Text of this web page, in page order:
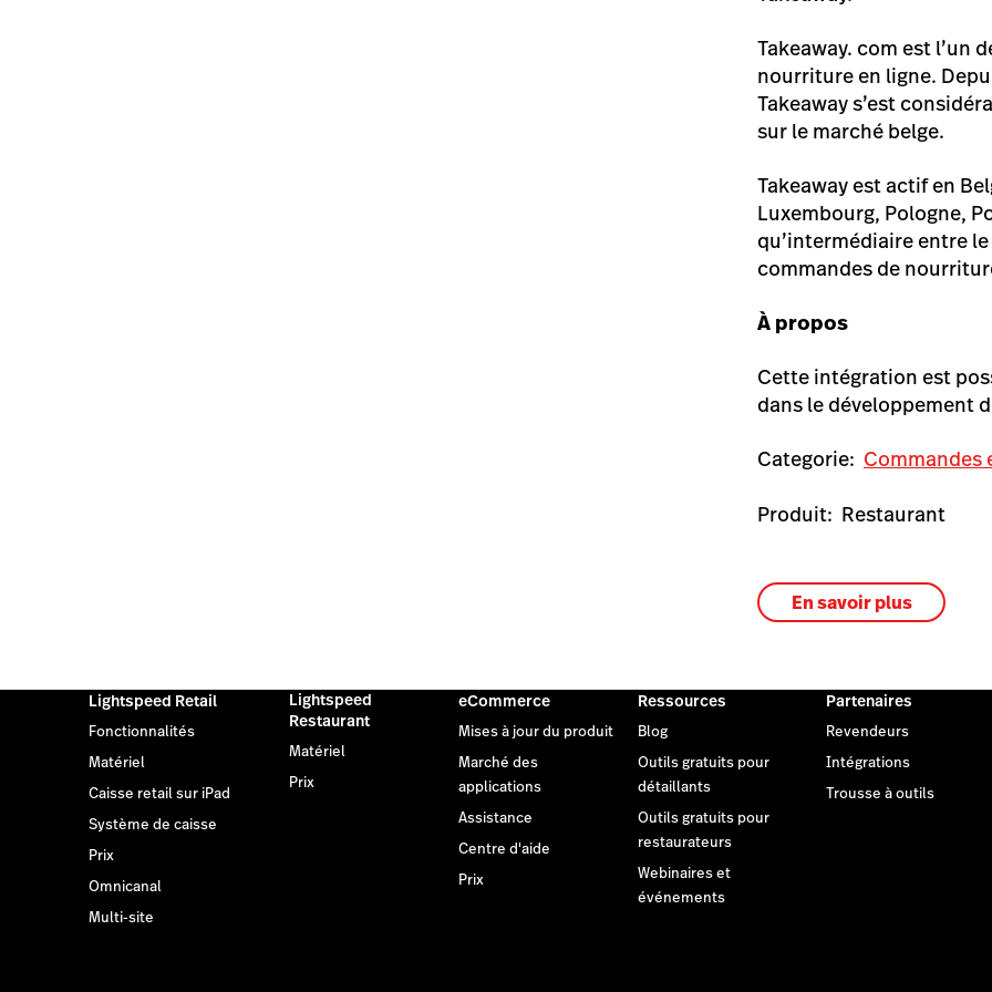
Takeaway. com est l’un
nourriture en ligne.
Takeaway s’est
sur le marché belge.
Takeaway est actif en
Luxembourg, Pologne,
qu’intermédiaire entre
commandes de
À propos
Cette intégration est
dans le développement
Categorie: Commandes
Produit: Restaurant
En savoir plus
Lightspeed Retail
Fonctionnalités
Matériel
Caisse retail sur iPad
Système de caisse
Prix
Omnicanal
Multi-site
Lightspeed
Restaurant
Matériel
Prix
eCommerce
Mises à jour du produit
Marché des
applications
Assistance
Centre d'aide
Prix
Ressources
Blog
Outils gratuits pour
détaillants
Outils gratuits pour
restaurateurs
Webinaires et
événements
Partenaires
Revendeurs
Intégrations
Trousse à outils